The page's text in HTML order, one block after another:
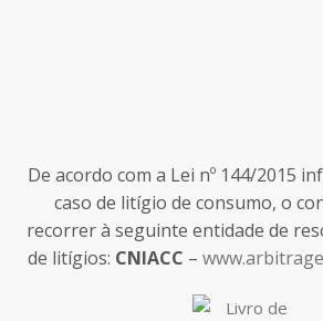
De acordo com a Lei nº 144/2015
caso de litígio de consumo, o
recorrer à seguinte entidade de
de litígios: CNIACC –